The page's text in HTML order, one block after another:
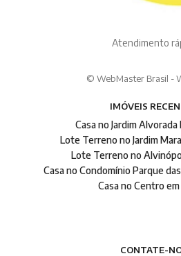
Atendimento
© WebMaster Brasil -
IMÓVEIS
Casa no Jardim Alvorada
Lote Terreno no Jardim
Lote Terreno no
Casa no Condomínio Parque
Casa no Centro
CONTATE-